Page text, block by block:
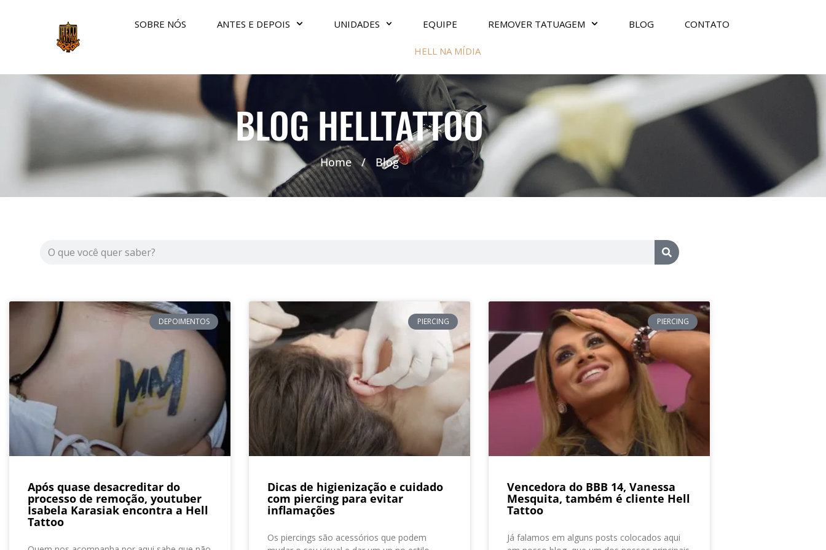
SOBRE NÓS ANTES E DEPOIS UNIDADES EQUIPE REMOVER TATUAGEM BLOG CONTATO
HELL NA MÍDIA
BLOG HELLTATTOO
Home / Blog
DEPOIMENTOS
Após quase desacreditar do
processo de remoção, youtuber
Isabela Karasiak encontra a Hell
Tattoo
PIERCING
Dicas de higienização e cuidado
com piercing para evitar
inflamações
Os piercings são acessórios que podem
PIERCING
Vencedora do BBB 14, Vanessa
Mesquita, também é cliente Hell
Tattoo
Já falamos em alguns posts colocados aqui